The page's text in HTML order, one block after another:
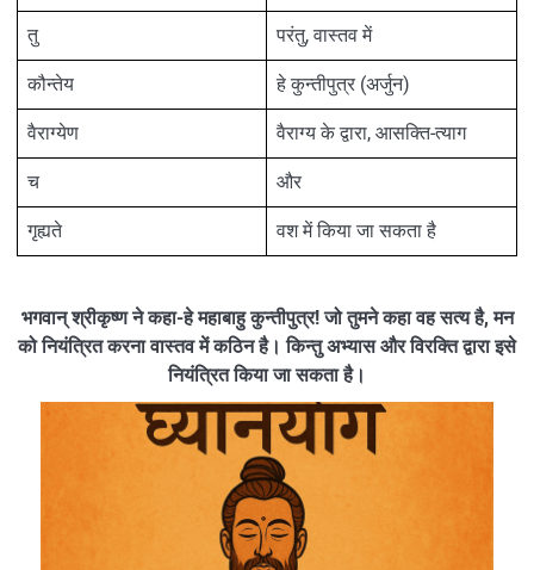
तु परंतु, वास्तव में
कौन्तेय हे कुन्तीपुत्र (अर्जुन)
वैराग्येण वैराग्य के द्वारा, आसक्ति-त्याग
च और
गृह्यते वश में किया जा सकता है
भगवान् श्रीकृष्ण ने कहा-हे महाबाहु कुन्तीपुत्र! जो तुमने कहा वह सत्य है, मन
को नियंत्रित करना वास्तव में कठिन है। किन्तु अभ्यास और विरक्ति द्वारा इसे
नियंत्रित किया जा सकता है।